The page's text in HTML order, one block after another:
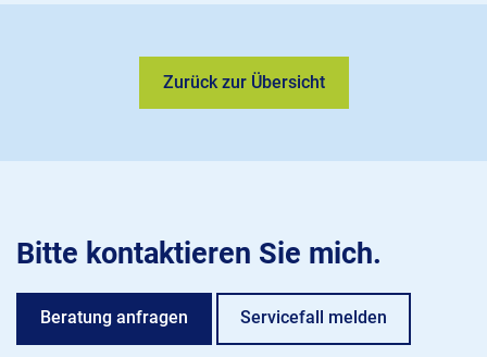
Zurück zur Übersicht
Bitte kontaktieren Sie mich.
Beratung anfragen Servicefall melden